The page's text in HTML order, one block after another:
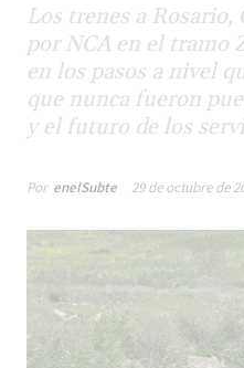
Los trenes a
por NCA en el tramo
en los pasos a nivel
que nunca fueron
y el futuro de los
Por enelSubte 29 de octubre de